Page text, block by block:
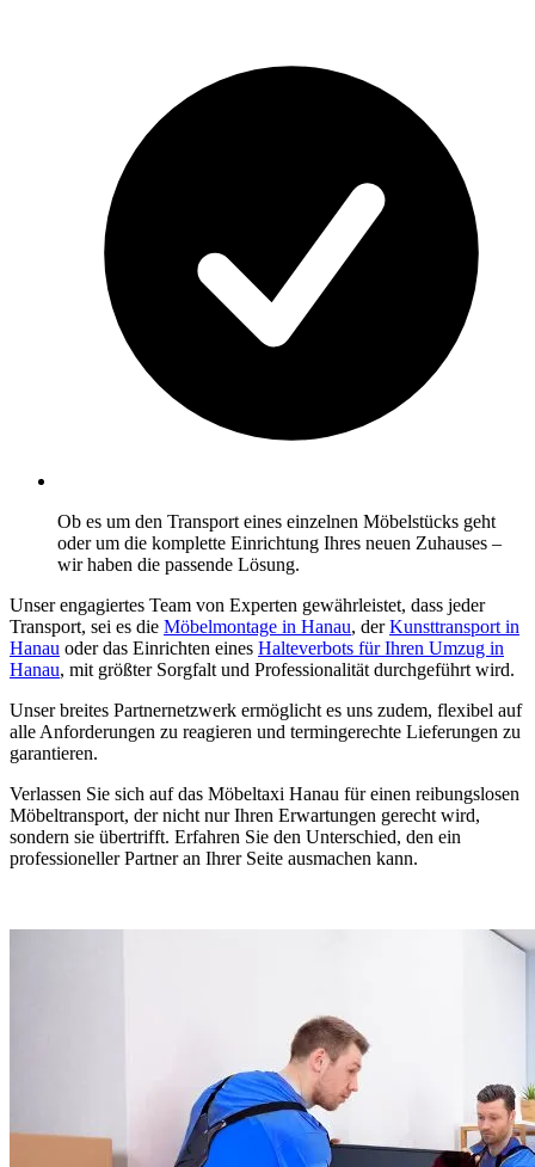
Ob es um den Transport eines einzelnen Möbelstücks geht
oder um die komplette Einrichtung Ihres neuen Zuhauses –
wir haben die passende Lösung.
Unser engagiertes Team von Experten gewährleistet, dass jeder
Transport, sei es die Möbelmontage in Hanau, derKunsttransport in
Hanau oder das Einrichten eines Halteverbots für Ihren Umzug in
Hanau, mit größter Sorgfalt und Professionalität durchgeführt wird.
Unser breites Partnernetzwerk ermöglicht es uns zudem, flexibel auf
alle Anforderungen zu reagieren und termingerechte Lieferungen zu
garantieren.
Verlassen Sie sich auf das Möbeltaxi Hanau für einen reibungslosen
Möbeltransport, der nicht nur Ihren Erwartungen gerecht wird,
sondern sie übertrifft. Erfahren Sie den Unterschied, den ein
professioneller Partner an Ihrer Seite ausmachen kann.